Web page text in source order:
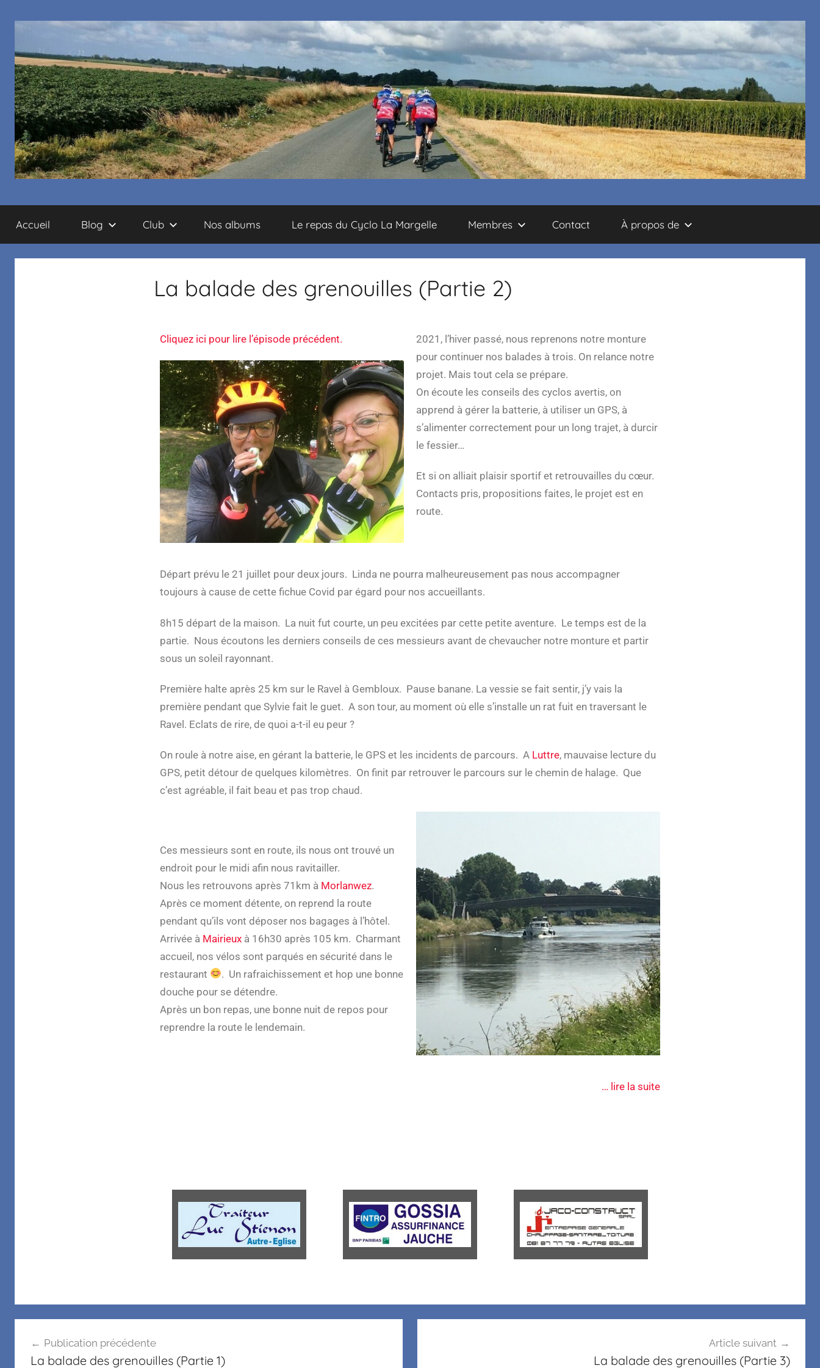
Cyclo
club
Accueil Blog Club Nos albums Le repas du Cyclo La Margelle Membres Contact À propos de
La balade des grenouilles (Partie 2)
Cliquez ici pour lire l’épisode précédent.
2021, l’hiver passé, nous reprenons notre monture
pour continuer nos balades à trois. On relance notre
projet. Mais tout cela se prépare.
On écoute les conseils des cyclos avertis, on
apprend à gérer la batterie, à utiliser un GPS, à
s’alimenter correctement pour un long trajet, à durcir
le fessier…
Et si on alliait plaisir sportif et retrouvailles du cœur.
Contacts pris, propositions faites, le projet est en
route.
Départ prévu le 21 juillet pour deux jours. Linda ne pourra malheureusement pas nous accompagner
toujours à cause de cette fichue Covid par égard pour nos accueillants.
8h15 départ de la maison. La nuit fut courte, un peu excitées par cette petite aventure. Le temps est de la
partie. Nous écoutons les derniers conseils de ces messieurs avant de chevaucher notre monture et partir
sous un soleil rayonnant.
Première halte après 25 km sur le Ravel à Gembloux. Pause banane. La vessie se fait sentir, j’y vais la
première pendant que Sylvie fait le guet. A son tour, au moment où elle s’installe un rat fuit en traversant le
Ravel. Eclats de rire, de quoi a-t-il eu peur ?
On roule à notre aise, en gérant la batterie, le GPS et les incidents de parcours. A Luttre, mauvaise lecture du
GPS, petit détour de quelques kilomètres. On finit par retrouver le parcours sur le chemin de halage. Que
c’est agréable, il fait beau et pas trop chaud.
Ces messieurs sont en route, ils nous ont trouvé un
endroit pour le midi afin nous ravitailler.
Nous les retrouvons après 71km à Morlanwez.
Après ce moment détente, on reprend la route
pendant qu’ils vont déposer nos bagages à l’hôtel.
Arrivée à Mairieux à 16h30 après 105 km. Charmant
accueil, nos vélos sont parqués en sécurité dans le
restaurant
. Un rafraichissement et hop une bonne
douche pour se détendre.
Après un bon repas, une bonne nuit de repos pour
reprendre la route le lendemain.
… lire la suite
Publication précédente
La balade des grenouilles (Partie 1)
Article suivant
La balade des grenouilles (Partie 3)